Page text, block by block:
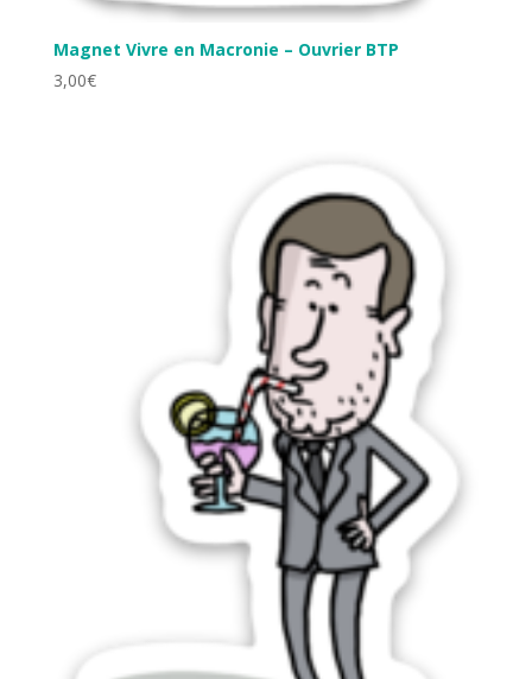
Magnet Vivre en Macronie – Ouvrier BTP
3,00€